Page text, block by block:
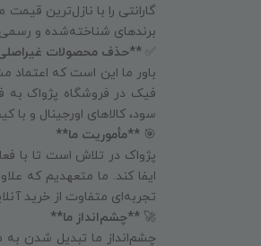
گارانتی را با نازل‌ترین
برندهای شناخته‌شده و
✅ **حذف محصولات
باور ما این است که
فیک در فروشگاه پژواک به
سود، کالاهای اورجینال و
🎯 **مأموریت ما**
پژواک در تلاش است تا با
ایفا کند. ما متعهدیم که
تجربه‌ای متفاوت از خرید
🚀 **چشم‌انداز ما**
چشم‌انداز ما تبدیل شدن به